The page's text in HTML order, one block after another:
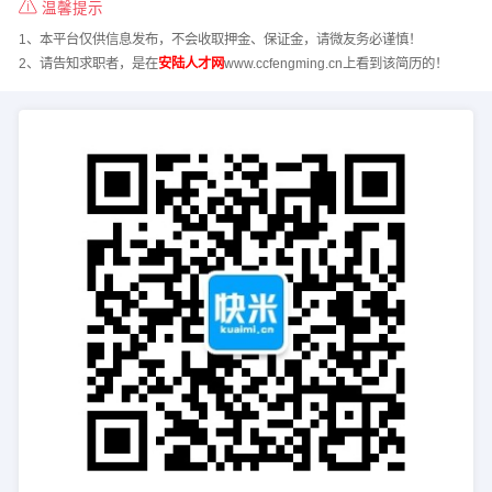
温馨提示
1、本平台仅供信息发布，不会收取押金、保证金，请微友务必谨慎！
2、请告知求职者，是在安陆人才网www.ccfengming.cn上看到该简历的！